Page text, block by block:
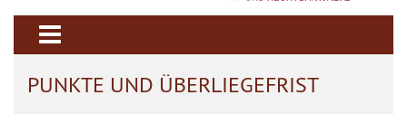
PUNKTE UND ÜBERLIEGEFRIST